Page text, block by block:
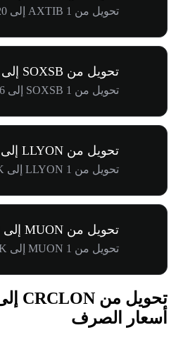
تحويل من 1 AXTIB إلى zł255.20
تحويل من SOXSB إلى PLN
تحويل من 1 SOXSB إلى zł170.46
تحويل من LLYON إلى PLN
تحويل من 1 LLYON إلى zł4.42K
تحويل من MUON إلى PLN
تحويل من 1 MUON إلى zł3.24K
أسعار الصرف